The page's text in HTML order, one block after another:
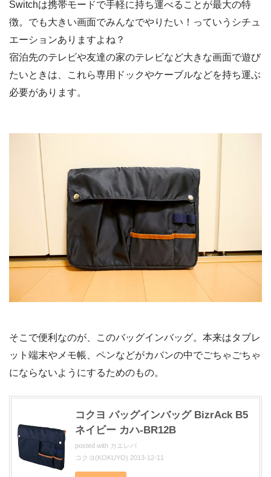
Switchは携帯モードで手軽に持ち運べることが最大の特
徴。でも大きい画面でみんなでやりたい！っていうシチュ
エーションありますよね？
宿泊先のテレビや友達の家のテレビなど大きな画面で遊び
たいときは、これら専用ドックやケーブルなどを持ち運ぶ
必要があります。
そこで便利なのが、このバッグインバッグ。本来はタブレ
ット端末やメモ帳、ペンなどがカバンの中でごちゃごちゃ
にならないようにするためのもの。
コクヨ バッグインバッグ BizrAck B5
ネイビー カハ-BR12B
posted with カエレバ
コクヨ(KOKUYO) 2013-12-11